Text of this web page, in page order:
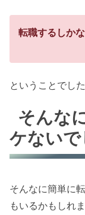
転職するしか
ということでした
そんな
ケないで
そんなに簡単に
もいるかもしれま